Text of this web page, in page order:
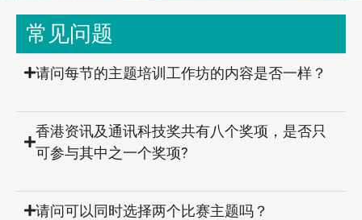
常见问题
请问每节的主题培训工作坊的内容是否一样？
香港资讯及通讯科技奖共有八个奖项，是否只
可参与其中之一个奖项?
请问可以同时选择两个比赛主题吗？